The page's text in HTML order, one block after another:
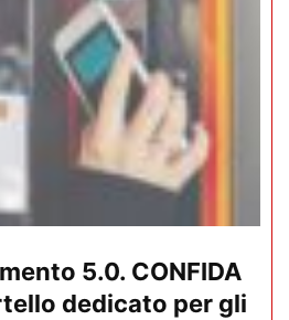
5.0. CONFIDA
dedicato per gli